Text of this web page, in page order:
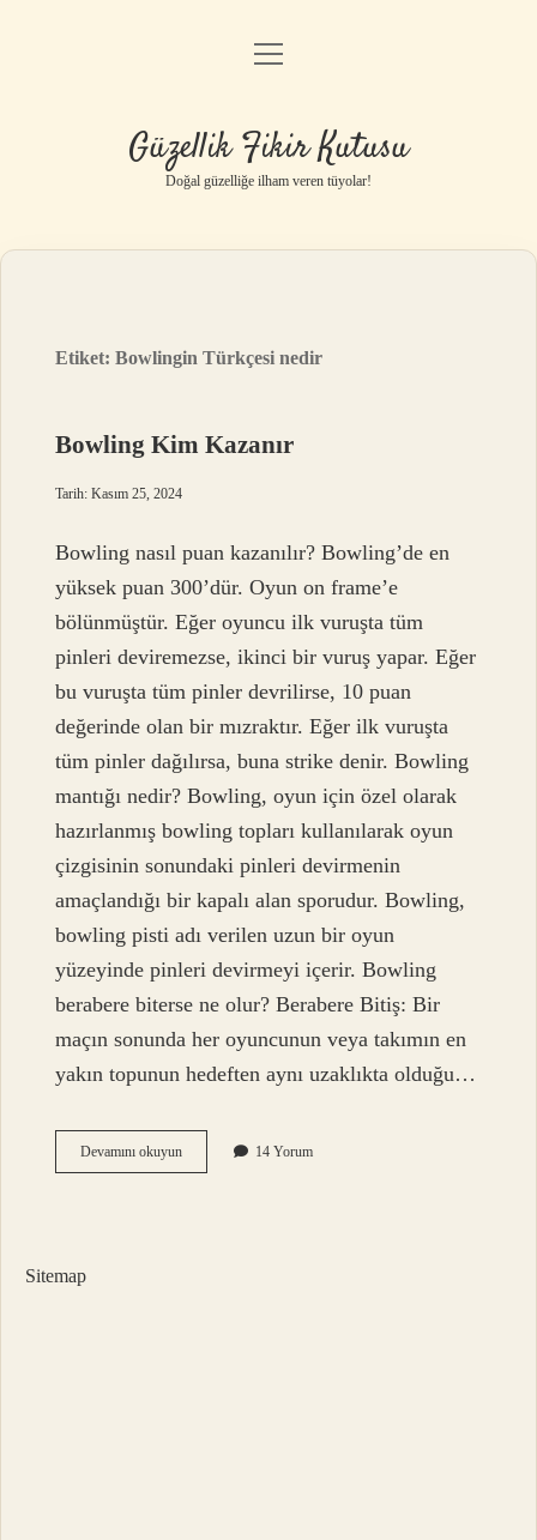
Anasayfa
Yasal Uyarı
menüyü
Güzellik Fikir Kutusu
Doğal güzelliğe ilham veren tüyolar!
Etiket:Bowlingin Türkçesi nedir
Bowling Kim Kazanır
Tarih: Kasım 25, 2024
Bowling nasıl puan kazanılır? Bowling’de en
yüksek puan 300’dür. Oyun on frame’e
bölünmüştür. Eğer oyuncu ilk vuruşta tüm
pinleri deviremezse, ikinci bir vuruş yapar. Eğer
bu vuruşta tüm pinler devrilirse, 10 puan
değerinde olan bir mızraktır. Eğer ilk vuruşta
tüm pinler dağılırsa, buna strike denir. Bowling
mantığı nedir? Bowling, oyun için özel olarak
hazırlanmış bowling topları kullanılarak oyun
çizgisinin sonundaki pinleri devirmenin
amaçlandığı bir kapalı alan sporudur. Bowling,
bowling pisti adı verilen uzun bir oyun
yüzeyinde pinleri devirmeyi içerir. Bowling
berabere biterse ne olur? Berabere Bitiş: Bir
maçın sonunda her oyuncunun veya takımın en
yakın topunun hedeften aynı uzaklıkta olduğu…
Devamını okuyunBowling
Kim
14 Yorum
Sitemap